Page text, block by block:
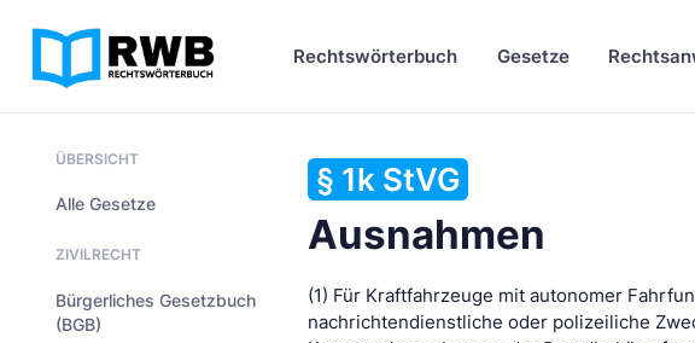
Rechtswörterbuch Gesetze
ÜBERSICHT
Alle Gesetze
ZIVILRECHT
Bürgerliches Gesetzbuch
(BGB)
§ 1k StVG
Ausnahmen
(1) Für Kraftfahrzeuge mit autonomer
nachrichtendienstliche oder polizeiliche